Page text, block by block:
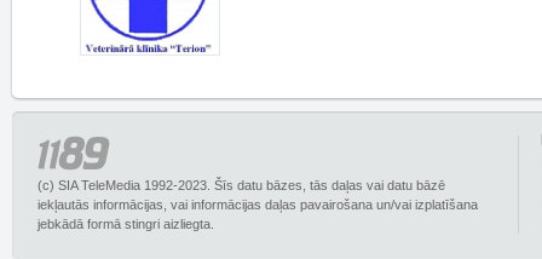
(c) SIA TeleMedia 1992-2023. Šīs datu bāzes, tās daļas vai datu bāzē
iekļautās informācijas, vai informācijas daļas pavairošana un/vai izplatīšana
jebkādā formā stingri aizliegta.